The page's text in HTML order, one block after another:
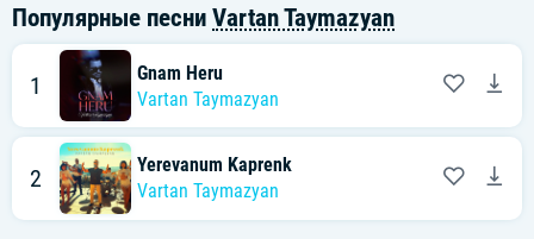
Популярные песни Vartan Taymazyan
1
Gnam Heru
Vartan Taymazyan
2
Yerevanum Kaprenk
Vartan Taymazyan